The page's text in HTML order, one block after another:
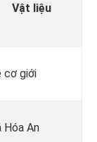
Vật liệu
cơ giới
Hóa An